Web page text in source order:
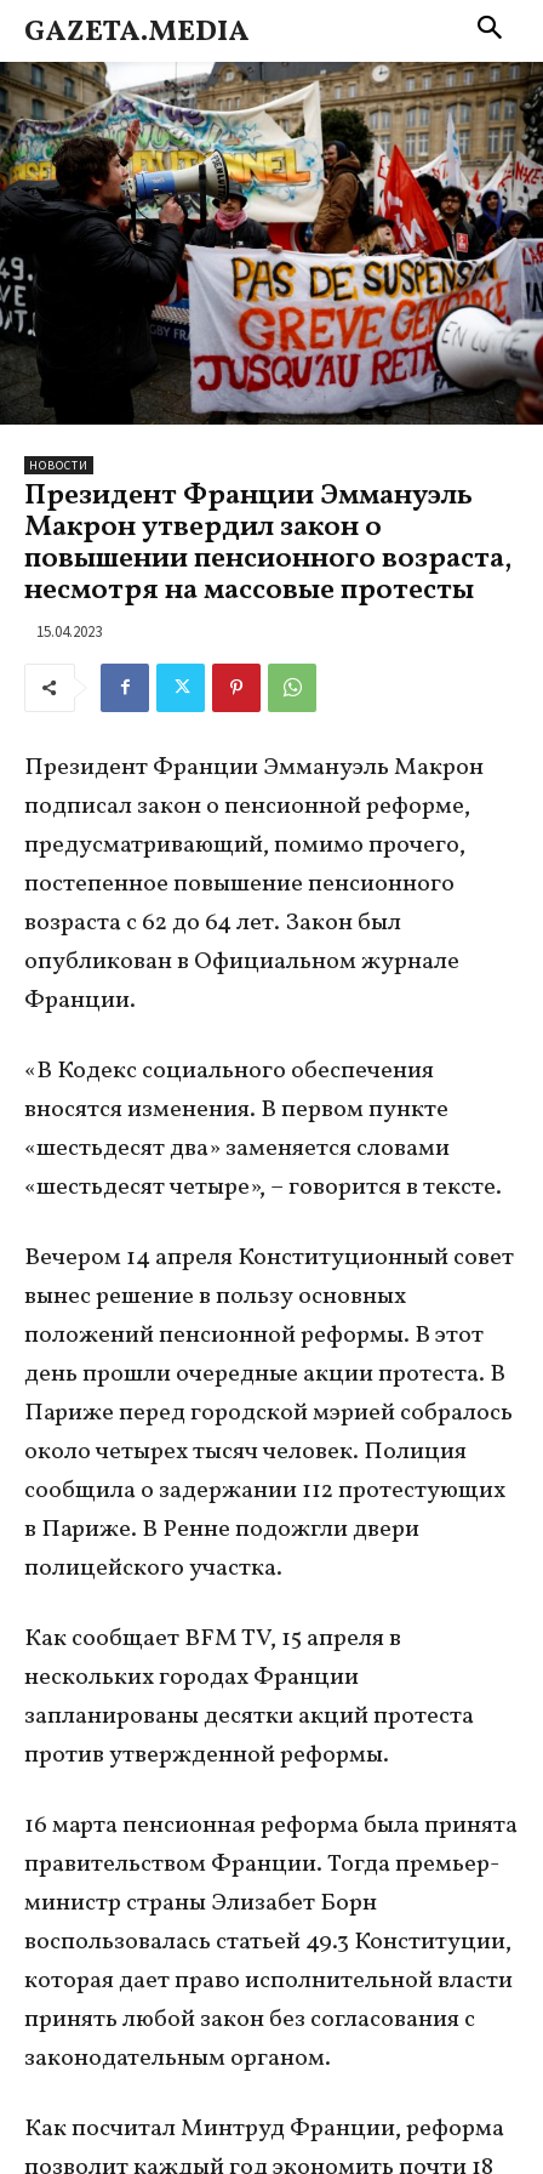
GAZETA.MEDIA
НОВОСТИ
Президент Франции Эммануэль
Макрон утвердил закон о
повышении пенсионного возраста,
несмотря на массовые протесты
15.04.2023
Президент Франции Эммануэль Макрон
подписал закон о пенсионной реформе,
предусматривающий, помимо прочего,
постепенное повышение пенсионного
возраста с 62 до 64 лет. Закон был
опубликован в Официальном журнале
Франции.
«В Кодекс социального обеспечения
вносятся изменения. В первом пункте
«шестьдесят два» заменяется словами
«шестьдесят четыре», – говорится в тексте.
Вечером 14 апреля Конституционный совет
вынес решение в пользу основных
положений пенсионной реформы. В этот
день прошли очередные акции протеста. В
Париже перед городской мэрией собралось
около четырех тысяч человек. Полиция
сообщила о задержании 112 протестующих
в Париже. В Ренне подожгли двери
полицейского участка.
Как сообщает BFM TV, 15 апреля в
нескольких городах Франции
запланированы десятки акций протеста
против утвержденной реформы.
16 марта пенсионная реформа была принята
правительством Франции. Тогда премьер-
министр страны Элизабет Борн
воспользовалась статьей 49.3 Конституции,
которая дает право исполнительной власти
принять любой закон без согласования с
законодательным органом.
Как посчитал Минтруд Франции, реформа